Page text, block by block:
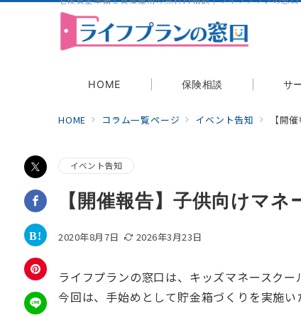
HOME 保険相談 サ
HOME コラム一覧ページ イベント告知 【開
イベント告知
【開催報告】子供向けマ
2020年8月7日 2026年3月23日
ライフプランの窓口は、キッズマネースクー
今回は、手始めとして貯金箱づくりを実施い